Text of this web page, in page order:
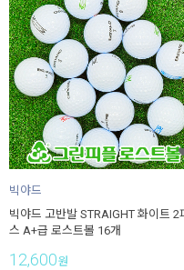
빅야드
빅야드 고반발 STRAIGHT 화이트 2
스 A+급 로스트볼 16개
12,600원